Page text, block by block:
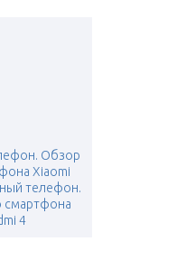
Обзор
Xiaomi
телефон.
смартфона
4